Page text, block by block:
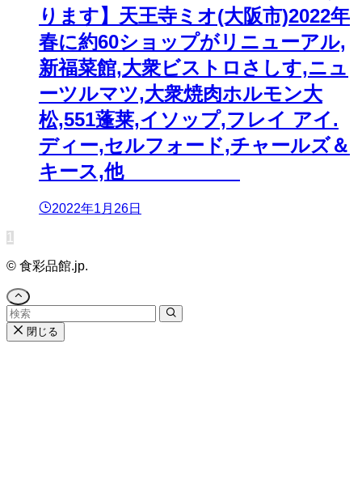
ります】天王寺ミオ(大阪市)2022年
春に約60ショップがリニューアル,
新福菜館,大衆ビストロさしす,ニュ
ーツルマツ,大衆焼肉ホルモン大
松,551蓬莱,イソップ,フレイ アイ.
ディー,セルフォード,チャールズ＆
キース,他
2022年1月26日
1
© 食彩品館.jp.
閉じる